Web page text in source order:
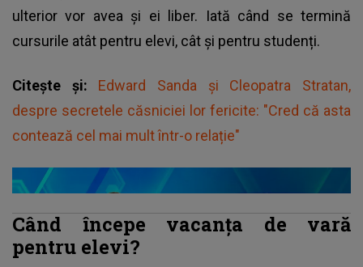
ulterior vor avea și ei liber. Iată când se termină
cursurile atât pentru elevi, cât și pentru studenți.
Citește și: Edward Sanda și Cleopatra Stratan,
despre secretele căsniciei lor fericite: "Cred că asta
contează cel mai mult într-o relație"
Când începe vacanța de vară
pentru elevi?